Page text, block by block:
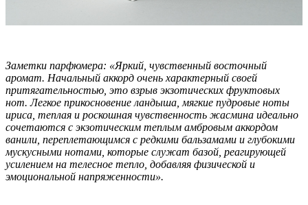
Заметки парфюмера: «Яркий, чувственный восточный
аромат. Начальный аккорд очень характерный своей
притягательностью, это взрыв экзотических фруктовых
нот. Легкое прикосновение ландыша, мягкие пудровые ноты
ириса, теплая и роскошная чувственность жасмина идеально
сочетаются с экзотическим теплым амбровым аккордом
ванили, переплетающимся с редкими бальзамами и глубокими
мускусными нотами, которые служат базой, реагирующей
усилением на телесное тепло, добавляя физической и
эмоциональной напряженности».